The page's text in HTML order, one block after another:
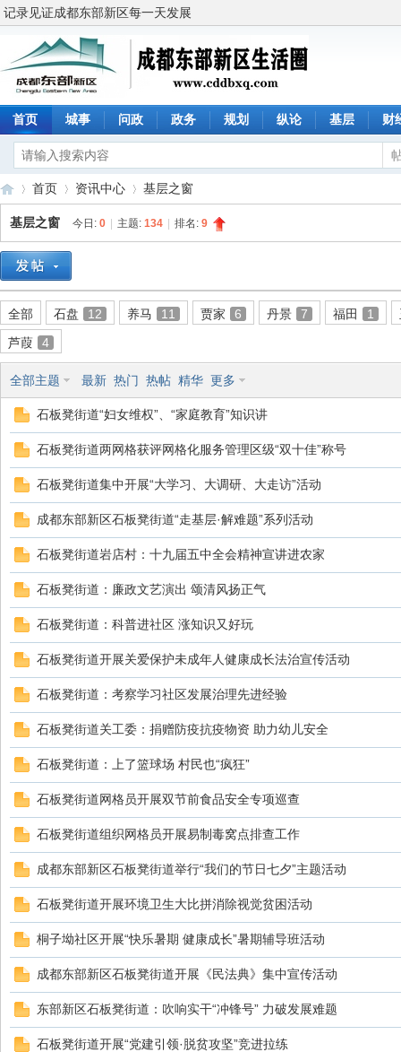
记录见证成都东部新区每一天发展
首页 城事 问政 政务 规划 纵论 基层 财
成»
首页
›
资讯中心 基层之窗
基层之窗 今日: 0 主题: 134 排名: 9
全部 石盘 12 养马 11 贾家 6 丹景 7 福田 1
芦葭
4
全部主题 最新 热门 热帖 精华 更多
石板凳街道“妇女维权”、“家庭教育”知识讲
石板凳街道两网格获评网格化服务管理区级“双十佳”称号
石板凳街道集中开展“大学习、大调研、大走访”活动
成都东部新区石板凳街道“走基层·解难题”系列活动
石板凳街道岩店村：十九届五中全会精神宣讲进农家
石板凳街道：廉政文艺演出 颂清风扬正气
石板凳街道：科普进社区 涨知识又好玩
石板凳街道开展关爱保护未成年人健康成长法治宣传活动
石板凳街道：考察学习社区发展治理先进经验
石板凳街道关工委：捐赠防疫抗疫物资 助力幼儿安全
石板凳街道：上了篮球场 村民也“疯狂”
石板凳街道网格员开展双节前食品安全专项巡查
石板凳街道组织网格员开展易制毒窝点排查工作
成都东部新区石板凳街道举行“我们的节日七夕”主题活动
石板凳街道开展环境卫生大比拼消除视觉贫困活动
桐子坳社区开展“快乐暑期 健康成长”暑期辅导班活动
成都东部新区石板凳街道开展《民法典》集中宣传活动
东部新区石板凳街道：吹响实干“冲锋号” 力破发展难题
石板凳街道开展“党建引领·脱贫攻坚”竞进拉练